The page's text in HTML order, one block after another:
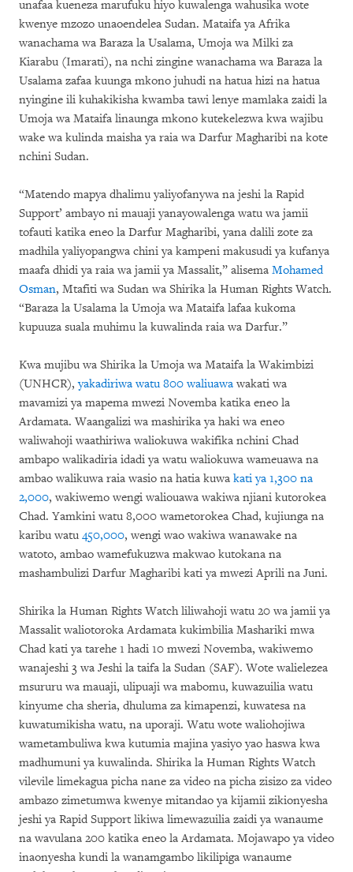
unafaa kueneza marufuku hiyo kuwalenga wahusika wote
kwenye mzozo unaoendelea Sudan. Mataifa ya Afrika
wanachama wa Baraza la Usalama, Umoja wa Milki za
Kiarabu (Imarati), na nchi zingine wanachama wa Baraza la
Usalama zafaa kuunga mkono juhudi na hatua hizi na hatua
nyingine ili kuhakikisha kwamba tawi lenye mamlaka zaidi la
Umoja wa Mataifa linaunga mkono kutekelezwa kwa wajibu
wake wa kulinda maisha ya raia wa Darfur Magharibi na kote
nchini Sudan.
“Matendo mapya dhalimu yaliyofanywa na jeshi la Rapid
Support’ ambayo ni mauaji yanayowalenga watu wa jamii
tofauti katika eneo la Darfur Magharibi, yana dalili zote za
madhila yaliyopangwa chini ya kampeni makusudi ya kufanya
maafa dhidi ya raia wa jamii ya Massalit,” alisema Mohamed
Osman, Mtafiti wa Sudan wa Shirika la Human Rights Watch.
“Baraza la Usalama la Umoja wa Mataifa lafaa kukoma
kupuuza suala muhimu la kuwalinda raia wa Darfur.”
Kwa mujibu wa Shirika la Umoja wa Mataifa la Wakimbizi
(UNHCR),yakadiriwa watu 800 waliuawa wakati wa
mavamizi ya mapema mwezi Novemba katika eneo la
Ardamata. Waangalizi wa mashirika ya haki wa eneo
waliwahoji waathiriwa waliokuwa wakifika nchini Chad
ambapo walikadiria idadi ya watu waliokuwa wameuawa na
ambao walikuwa raia wasio na hatia kuwa kati ya 1,300 na
2,000, wakiwemo wengi waliouawa wakiwa njiani kutorokea
Chad. Yamkini watu 8,000 wametorokea Chad, kujiunga na
karibu watu 450,000, wengi wao wakiwa wanawake na
watoto, ambao wamefukuzwa makwao kutokana na
mashambulizi Darfur Magharibi kati ya mwezi Aprili na Juni.
Shirika la Human Rights Watch liliwahoji watu 20 wa jamii ya
Massalit waliotoroka Ardamata kukimbilia Mashariki mwa
Chad kati ya tarehe 1 hadi 10 mwezi Novemba, wakiwemo
wanajeshi 3 wa Jeshi la taifa la Sudan (SAF). Wote walielezea
msururu wa mauaji, ulipuaji wa mabomu, kuwazuilia watu
kinyume cha sheria, dhuluma za kimapenzi, kuwatesa na
kuwatumikisha watu, na uporaji. Watu wote waliohojiwa
wametambuliwa kwa kutumia majina yasiyo yao haswa kwa
madhumuni ya kuwalinda. Shirika la Human Rights Watch
vilevile limekagua picha nane za video na picha zisizo za video
ambazo zimetumwa kwenye mitandao ya kijamii zikionyesha
jeshi ya Rapid Support likiwa limewazuilia zaidi ya wanaume
na wavulana 200 katika eneo la Ardamata. Mojawapo ya video
inaonyesha kundi la wanamgambo likilipiga wanaume